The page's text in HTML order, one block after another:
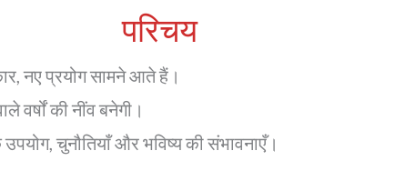
परिचय
नए प्रयोग सामने आते हैं।
की नींव बनेगी।
चुनौतियाँ और भविष्य की संभावनाएँ।